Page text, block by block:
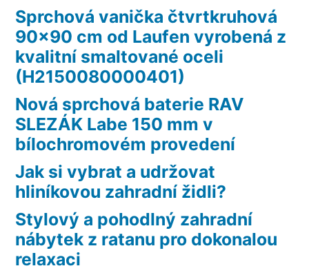
Sprchová vanička čtvrtkruhová
90×90 cm od Laufen vyrobená z
kvalitní smaltované oceli
(H2150080000401)
Nová sprchová baterie RAV
SLEZÁK Labe 150 mm v
bílochromovém provedení
Jak si vybrat a udržovat
hliníkovou zahradní židli?
Stylový a pohodlný zahradní
nábytek z ratanu pro dokonalou
relaxaci